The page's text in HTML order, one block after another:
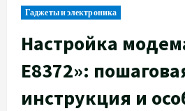
Гаджеты и электроника
Настройка
Е8372»:
инструкция и